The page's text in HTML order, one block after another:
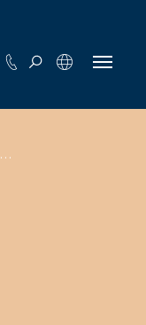
Kantapaperi: Ei kiristetä ruoan verotusta entisestään